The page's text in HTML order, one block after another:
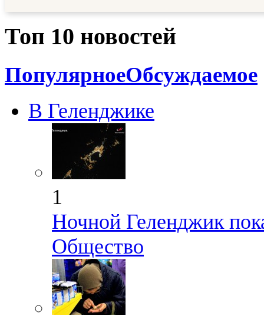
Топ 10 новостей
ПопулярноеОбсуждаемое
В Геленджике
1
Ночной Геленджик
Общество